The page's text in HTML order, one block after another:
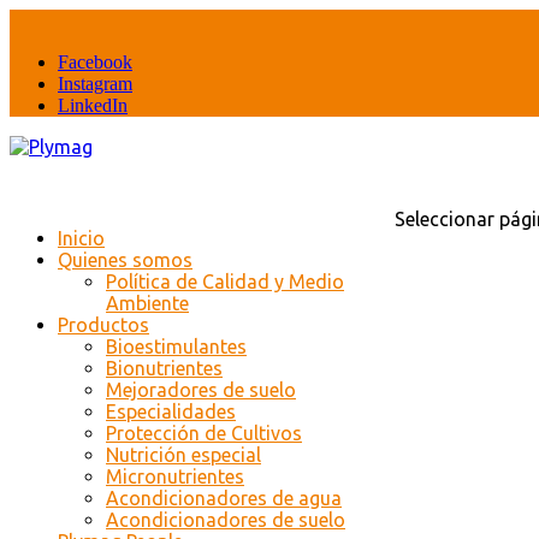
Facebook
Instagram
LinkedIn
Inicio
Quienes somos
Política de Calidad y Medio
Ambiente
Productos
Bioestimulantes
Bionutrientes
Mejoradores de suelo
Especialidades
Protección de Cultivos
Nutrición especial
Micronutrientes
Acondicionadores de agua
Acondicionadores de suelo
Seleccionar